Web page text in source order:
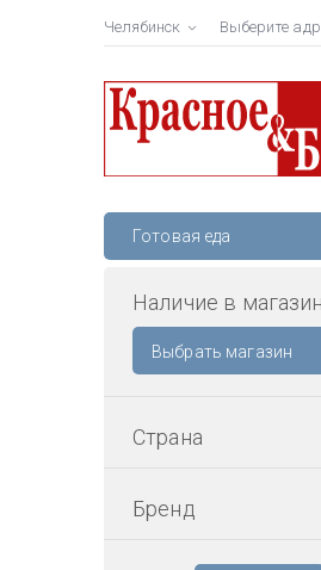
Челябинск Выберите
Готовая еда
Наличие в
Выбрать магазин
Страна
Бренд